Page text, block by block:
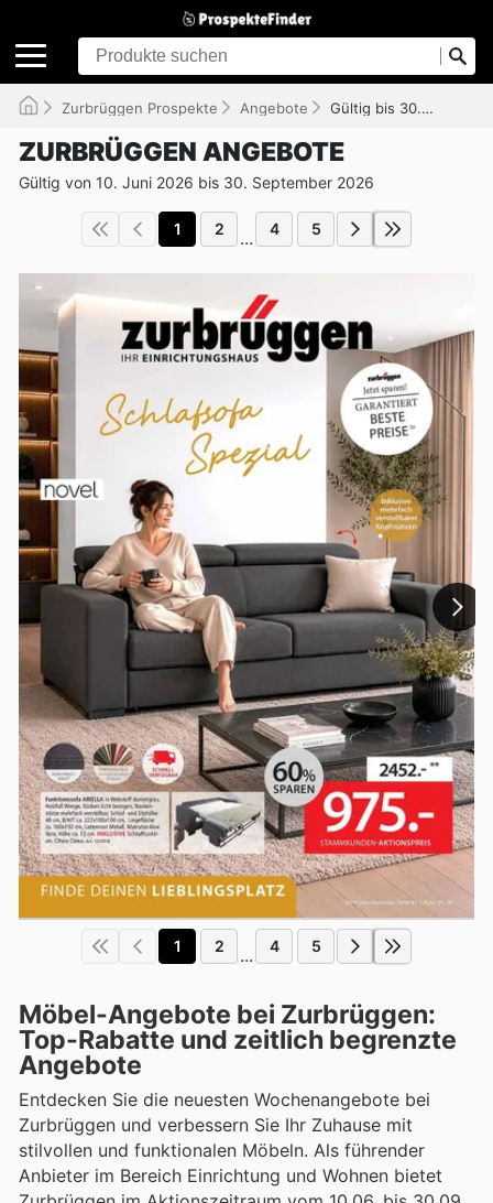
Zurbrüggen Prospekte Angebote Gültig bis 30.09.2026
ZURBRÜGGEN ANGEBOTE
Gültig von 10. Juni 2026 bis 30. September 2026
1 2 ... 4 5
1 2 ... 4 5
Möbel-Angebote bei Zurbrüggen:
Top-Rabatte und zeitlich begrenzte
Angebote
Entdecken Sie die neuesten Wochenangebote bei
Zurbrüggen und verbessern Sie Ihr Zuhause mit
stilvollen und funktionalen Möbeln. Als führender
Anbieter im Bereich Einrichtung und Wohnen bietet